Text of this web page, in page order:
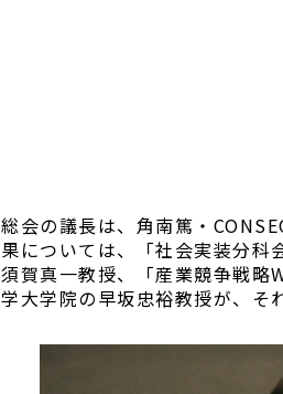
総会の議長は、角南篤・
果については、「社会実装分科
須賀真一教授、「産業競争戦略
学大学院の早坂忠裕教授が、そ